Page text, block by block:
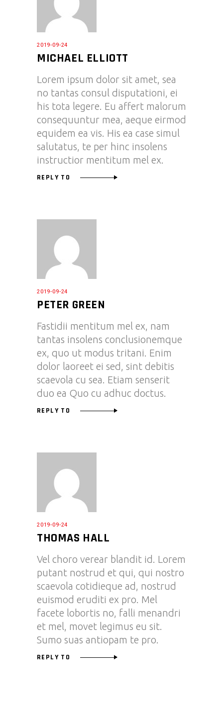
2019-09-24
MICHAEL ELLIOTT
Lorem ipsum dolor sit amet, sea
no tantas consul disputationi, ei
his tota legere. Eu affert malorum
consequuntur mea, aeque eirmod
equidem ea vis. His ea case simul
salutatus, te per hinc insolens
instructior mentitum mel ex.
REPLY TO
2019-09-24
PETER GREEN
Fastidii mentitum mel ex, nam
tantas insolens conclusionemque
ex, quo ut modus tritani. Enim
dolor laoreet ei sed, sint debitis
scaevola cu sea. Etiam senserit
duo ea Quo cu adhuc doctus.
REPLY TO
2019-09-24
THOMAS HALL
Vel choro verear blandit id. Lorem
putant nostrud et qui, qui nostro
scaevola cotidieque ad, nostrud
euismod eruditi ex pro. Mel
facete lobortis no, falli menandri
et mel, movet legimus eu sit.
Sumo suas antiopam te pro.
REPLY TO